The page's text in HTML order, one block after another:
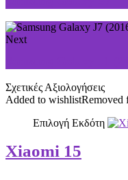
Next
Σχετικές Αξιολογήσεις
Added to wishlistRemoved
Επιλογή Εκδότη
Xiaomi 15